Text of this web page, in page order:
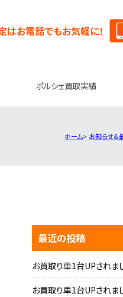
はお電話でもお気軽に！
ポルシェ買取実績
ホーム お知らせ＆
最近の投稿
お買取り車1台UPされま
お買取り車1台UPされま